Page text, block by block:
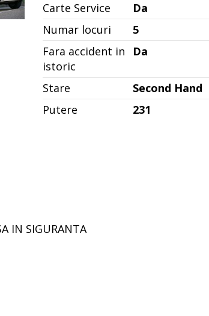
Carte Service
Da
Numar locuri
5
Fara accident in
istoric
Da
Stare
Second Hand
Putere
231
IN SIGURANTA